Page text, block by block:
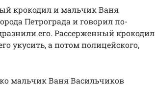
крокодил и мальчик Ваня
Петрограда и говорил по-
его. Рассерженный крокодил
укусить, а потом полицейского,
мальчик Ваня Васильчиков